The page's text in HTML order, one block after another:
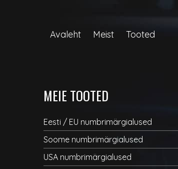
Avaleht Meist Tooted
MEIE TOOTED
Eesti / EU numbrimärgialused
Soome numbrimärgialused
USA numbrimärgialused